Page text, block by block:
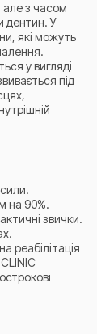
з часом
дентин. У
які можуть
у вигляді
під
на 90%.
звички.
реабілітація